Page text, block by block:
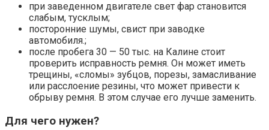
при заведенном двигателе свет фар становится
слабым, тусклым;
посторонние шумы, свист при заводке
автомобиля.;
после пробега 30 — 50 тыс. на Калине стоит
проверить исправность ремня. Он может иметь
трещины, «сломы» зубцов, порезы, замасливание
или расслоение резины, что может привести к
обрыву ремня. В этом случае его лучше заменить.
Для чего нужен?